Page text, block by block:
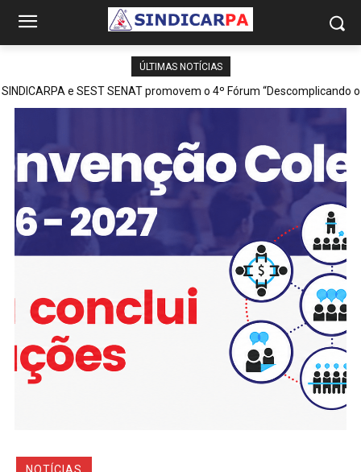
ÚLTIMAS NOTÍCIAS
SINDICARPA e SEST SENAT promovem o 4º Fórum “Descomplicando o